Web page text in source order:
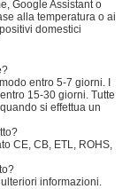
Google Assistant o
alla temperatura o ai
domestici
entro 5-7 giorni. I
15-30 giorni. Tutte
si effettua un
CE, CB, ETL, ROHS,
informazioni.